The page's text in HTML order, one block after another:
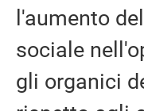
l'aumento
sociale
gli organici